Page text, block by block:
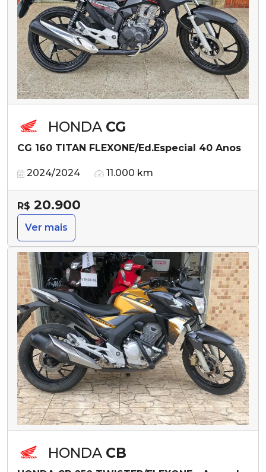
HONDA CG
CG 160 TITAN FLEXONE/Ed.Especial 40 Anos
2024/2024 11.000 km
R$ 20.900
Ver mais
HONDA CB